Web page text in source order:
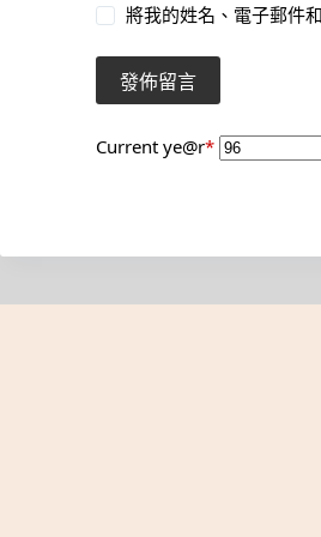
將我的姓名、電子郵件
發佈留言
Current ye@r*